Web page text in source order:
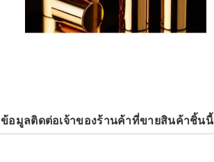
ข้อมูลติดต่อเจ้าของร้านค้าที่ขายสินค้าชิ้นนี้